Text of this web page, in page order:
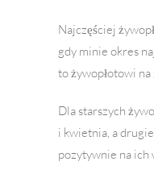
Najczęściej
gdy minie okres
to żywopłotowi
Dla starszych
i kwietnia, a
pozytywnie na ich